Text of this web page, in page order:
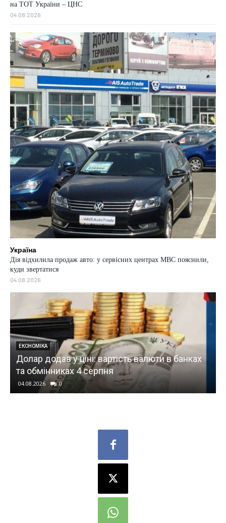
на ТОТ України – ЦНС
04.08.2026
Україна
Дія відхилила продаж авто: у сервісних центрах МВС пояснили,
куди звертатися
04.08.2026
ТЕХНОЛОГІЇ
Лікарі виявили спосіб очищення крові від
«вічних хімікатів» та частини мікропластику
04.08.2026